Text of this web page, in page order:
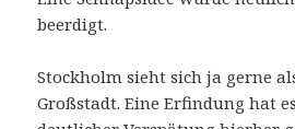
beerdigt.
Stockholm sieht sich ja gerne
Großstadt. Eine Erfindung hat